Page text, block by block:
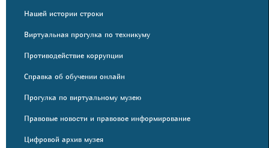
Нашей истории строки
Виртуальная прогулка по техникуму
Противодействие коррупции
Справка об обучении онлайн
Прогулка по виртуальному музею
Правовые новости и правовое информирование
Цифровой архив музея